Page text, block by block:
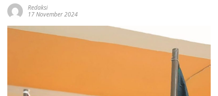
Redaksi
17 November 2024